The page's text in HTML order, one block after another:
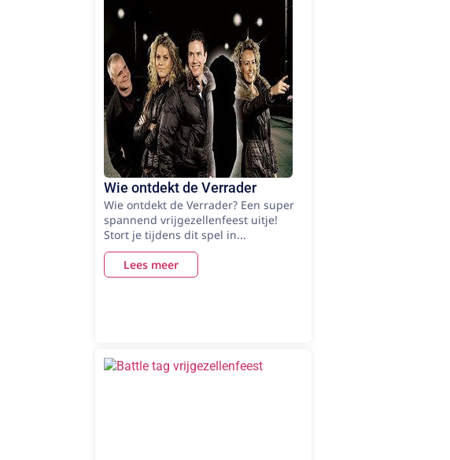
Wie ontdekt de Verrader
Wie ontdekt de Verrader? Een super
spannend vrijgezellenfeest uitje!
Stort je tijdens dit spel in...
Lees meer